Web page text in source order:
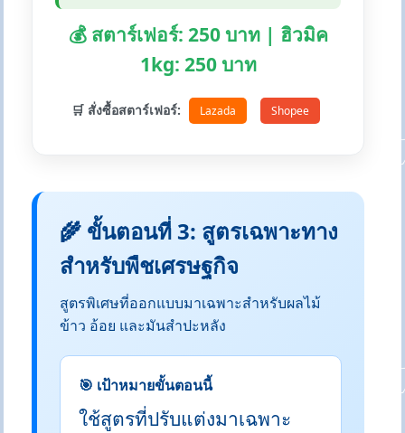
💰 สตาร์เฟอร์: 250 บาท | ฮิวมิค
1kg: 250 บาท
🛒 สั่งซื้อสตาร์เฟอร์: Lazada Shopee
🌾 ขั้นตอนที่ 3: สูตรเฉพาะทาง
สำหรับพืชเศรษฐกิจ
สูตรพิเศษที่ออกแบบมาเฉพาะสำหรับผลไม้
ข้าว อ้อย และมันสำปะหลัง
🎯 เป้าหมายขั้นตอนนี้
ใช้สูตรที่ปรับแต่งมาเฉพาะ